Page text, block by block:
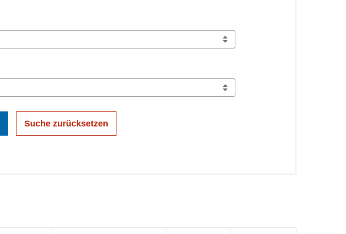
Suche zurücksetzen